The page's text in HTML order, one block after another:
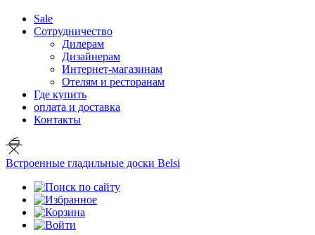
Sale
Сотрудничество
Дилерам
Дизайнерам
Интернет-магазинам
Отелям и ресторанам
Где купить
оплата и доставка
Контакты
Встроенные гладильные доски Belsi